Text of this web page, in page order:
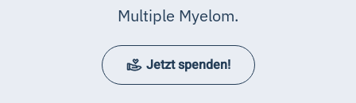
Multiple Myelom.
Jetzt spenden!